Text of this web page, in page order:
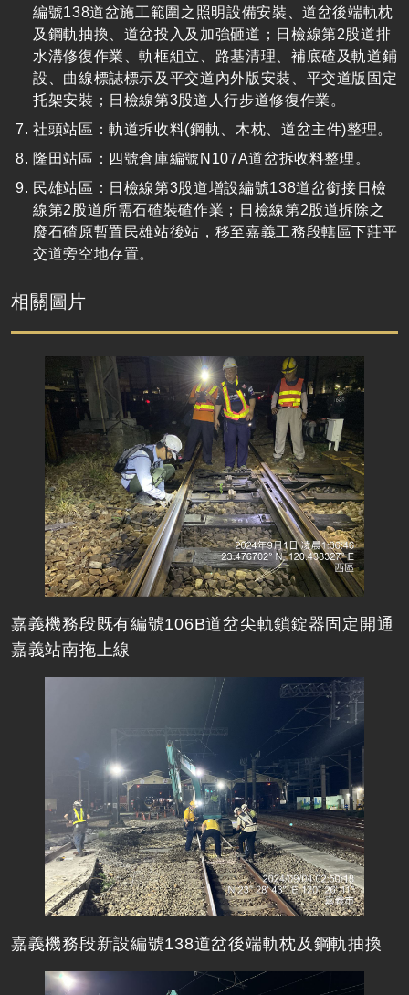
編號138道岔施工範圍之照明設備安裝、道岔後端軌枕
及鋼軌抽換、道岔投入及加強砸道；日檢線第2 股道排
水溝修復作業、軌框組立、路基清理、補底碴及軌道鋪
設、曲線標誌標示及平交道內外版安裝、平交道版固定
托架安裝；日檢線第3股道人行步道修復作業。
社頭站區：軌道拆收料(鋼軌、木枕、道岔主件)整理。
隆田站區：四號倉庫編號 N107A道岔拆收料整理。
民雄站區：日檢線第3股道增設編號138道岔銜接日檢
線第2 股道所需石碴裝碴作業；日檢線第2 股道拆除之
廢石碴原暫置民雄站後站，移至嘉義工務段轄區下莊平
交道旁空地存置。
相關圖片
嘉義機務段既有編號106B道岔尖軌鎖錠器固定開通
嘉義站南拖上線
嘉義機務段新設編號138道岔後端軌枕及鋼軌抽換